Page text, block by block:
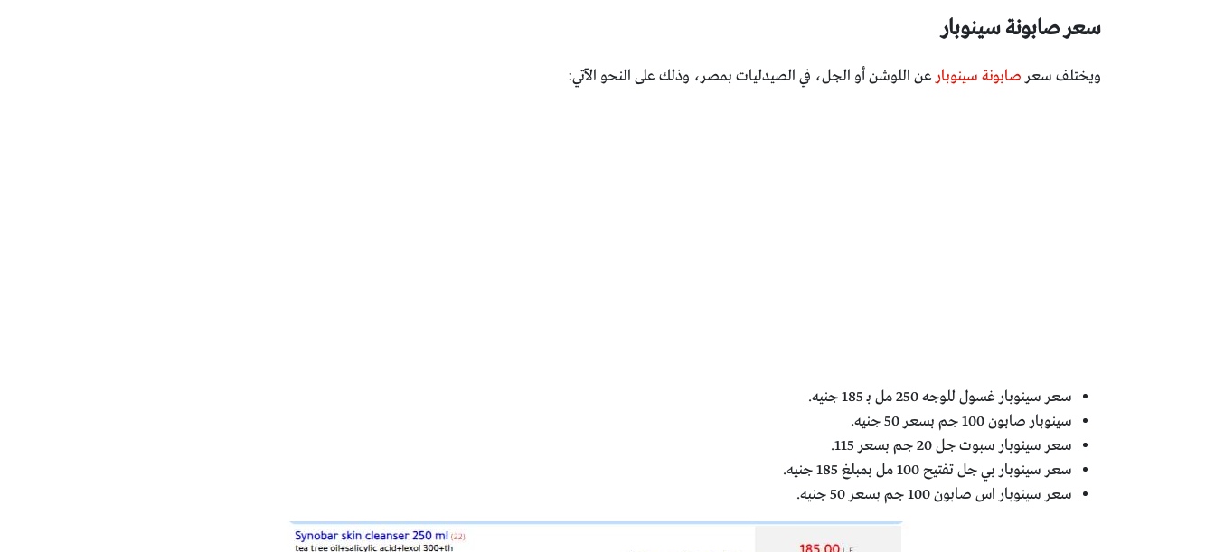
سعر صابونة سينوبار
ويختلف سعرصابونة سينوبارعن اللوشن أو الجل، في الصيدليات بمصر، وذلك على النحو الآتي:
سعر سينوبار غسول للوجه 250 مل بـ 185 جنيه.
سينوبار صابون 100 جم بسعر 50 جنيه.
سعر سينوبار سبوت جل 20 جم بسعر 115.
سعر سينوبار بي جل تفتيح 100 مل بمبلغ 185 جنيه.
سعر سينوبار اس صابون 100 جم بسعر 50 جنيه.